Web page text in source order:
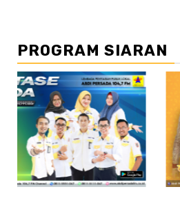
PROGRAM SIARAN
//2